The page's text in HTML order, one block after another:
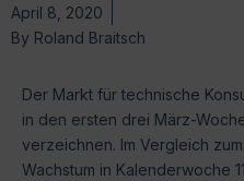
April 8, 2020
By Roland Braitsch
Der Markt für technische
in den ersten drei März-
verzeichnen. Im Vergleich
Wachstum in Kalenderwoche